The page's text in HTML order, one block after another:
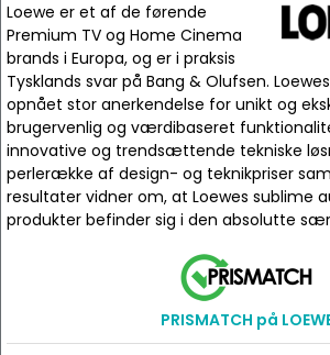
Loewe er et af de førende
Premium TV og Home Cinema
brands i Europa, og er i praksis
Tysklands svar på Bang & Olufsen.
opnået stor anerkendelse for unikt og
brugervenlig og værdibaseret
innovative og trendsættende tekniske
perlerække af design- og teknikpriser
resultater vidner om, at Loewes sublime
produkter befinder sig i den absolutte
PRISMATCH på